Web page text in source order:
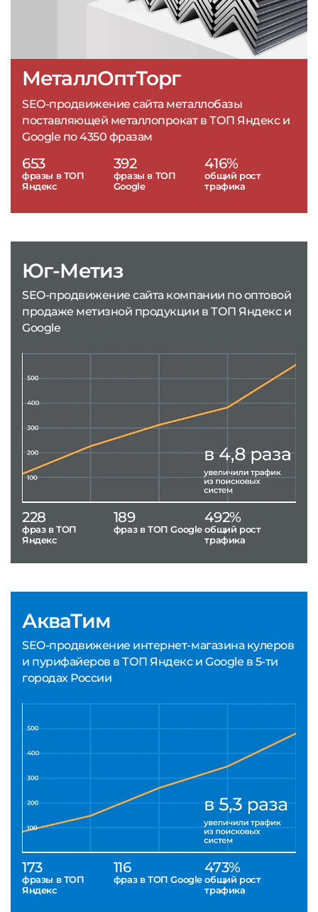
МеталлОптТорг
SEO-продвижение сайта металлобазы
поставляющей металлопрокат в ТОП Яндекс и
Google по 4350 фразам
653
фразы в ТОП
Яндекс
392
фразы в ТОП
Google
416%
общий рост
трафика
АкваТим
SEO-продвижение интернет-магазина кулеров
и пурифайеров в ТОП Яндекс и Google в 5-ти
городах России
173
фразы в ТОП
Яндекс
116
фраз в ТОП Google
473%
общий рост
трафика
Юг-Метиз
SEO-продвижение сайта компании по оптовой
продаже метизной продукции в ТОП Яндекс и
Google
228
фраз в ТОП
Яндекс
189
фраз в ТОП Google
492%
общий рост
трафика